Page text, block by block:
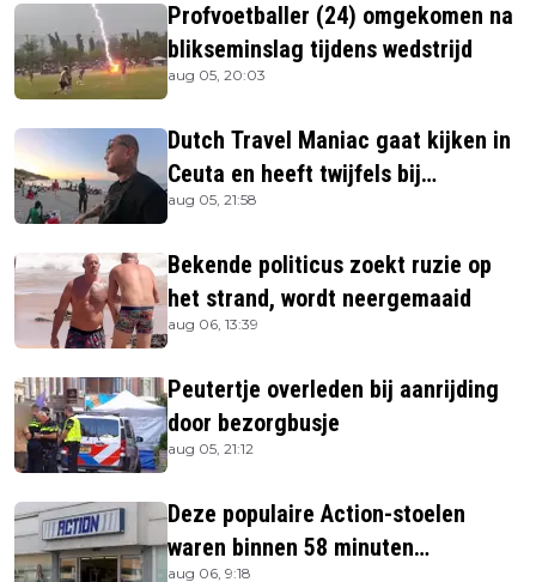
Profvoetballer (24) omgekomen na
blikseminslag tijdens wedstrijd
aug 05, 20:03
Dutch Travel Maniac gaat kijken in
Ceuta en heeft twijfels bij
berichtgeving media
aug 05, 21:58
Bekende politicus zoekt ruzie op
het strand, wordt neergemaaid
aug 06, 13:39
Peutertje overleden bij aanrijding
door bezorgbusje
aug 05, 21:12
Deze populaire Action-stoelen
waren binnen 58 minuten
aug 06, 9:18